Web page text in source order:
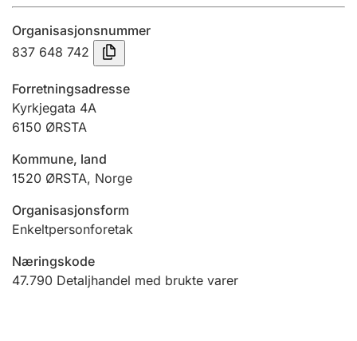
Innsending og forsinkelsesgebyr
Tinglysing
Jeger
Ektepaktveileder
Offentlig sektor
Organisasjonsnummer
837 648 742
Forretningsadresse
Kyrkjegata 4A
6150 ØRSTA
Kommune, land
1520 ØRSTA, Norge
Organisasjonsform
Enkeltpersonforetak
Næringskode
47.790 Detaljhandel med brukte varer